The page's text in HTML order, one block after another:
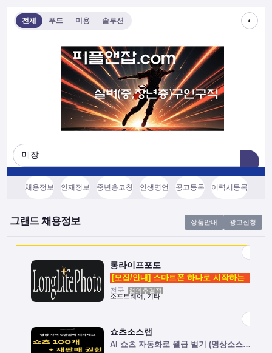
전체 푸드 미용 솔루션 ◐
채용정보 인재정보 중년층코칭 인생명언 공고등록 이력서등록
그랜드 채용정보 상품안내 광고신청
롱라이프포토
[모집/안내] 스마트폰 하나로 시작하는 …
롱라이프포토
[모집/안내] 스마트폰 하나로 시작하는 …
소프트웨어, 기타
전국 협의후결정
쇼츠소스랩
AI 쇼츠 자동화로 월급 벌기 (영상소스…